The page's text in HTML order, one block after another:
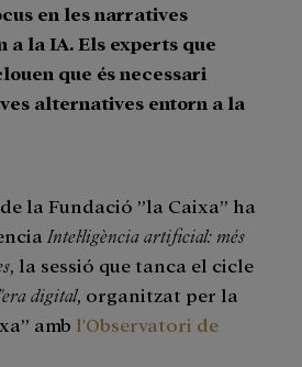
en les narratives
a la IA. Els experts que
que és necessari
alternatives entorn a la
la Fundació ”la Caixa” ha
Intel·ligència artificial: més
, la sessió que tanca el cicle
digital, organitzat per la
amb l'Observatori de